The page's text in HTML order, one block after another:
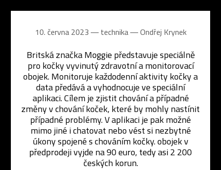
10. června 2023 ― technika ―Ondřej Krynek
Britská značka Moggie představuje speciálně
pro kočky vyvinutý zdravotní a monitorovací
obojek. Monitoruje každodenní aktivity kočky a
data předává a vyhodnocuje ve speciální
aplikaci. Cílem je zjistit chování a případné
změny v chování koček, které by mohly nastínit
případné problémy. V aplikaci je pak možné
mimo jiné i chatovat nebo vést si nezbytné
úkony spojené s chováním kočky. obojek v
předprodeji vyjde na 90 euro, tedy asi 2 200
českých korun.